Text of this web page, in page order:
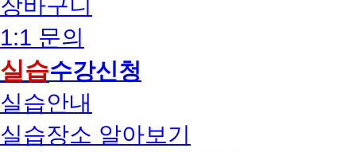
장바구니
1:1 문의
실습수강신청
실습안내
실습장소 알아보기